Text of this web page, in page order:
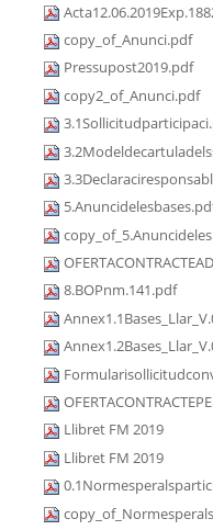
copy_of_Anunci.pdf
Pressupost2019.pdf
copy2_of_Anunci.pdf
8.BOPnm.141.pdf
Llibret FM 2019
Llibret FM 2019